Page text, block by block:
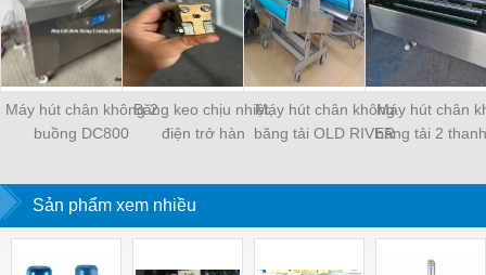
Máy hút chân không 2
buồng DC800
Băng keo chịu nhiệt,
điện trở hàn
Máy hút chân không
băng tải OLD RIVER
Máy hút chân
băng tải 2
Sản phẩm xem nhiều